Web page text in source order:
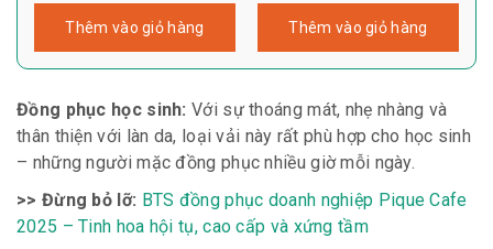
Thêm vào giỏ hàng Thêm vào giỏ hàng
Đồng phục học sinh: Với sự thoáng mát, nhẹ nhàng và
thân thiện với làn da, loại vải này rất phù hợp cho học sinh
– những người mặc đồng phục nhiều giờ mỗi ngày.
>> Đừng bỏ lỡ: BTS đồng phục doanh nghiệp Pique Cafe
2025 – Tinh hoa hội tụ, cao cấp và xứng tầm